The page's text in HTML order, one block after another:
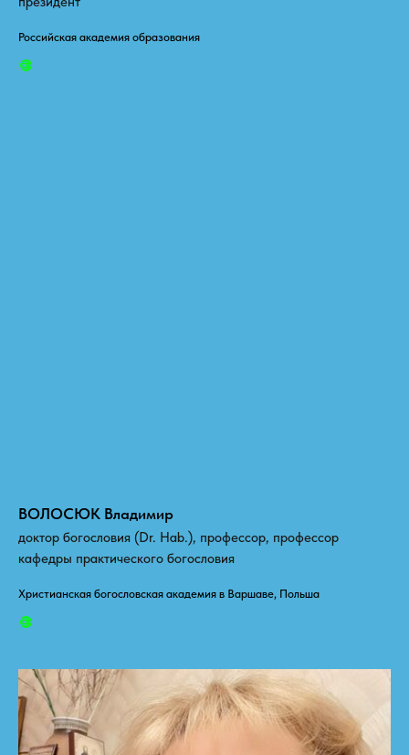
Российская академия образования
ВОЛОСЮК Владимир
доктор богословия (Dr. Hab.), профессор, профессор
кафедры практического богословия
Христианская богословская академия в Варшаве, Польша